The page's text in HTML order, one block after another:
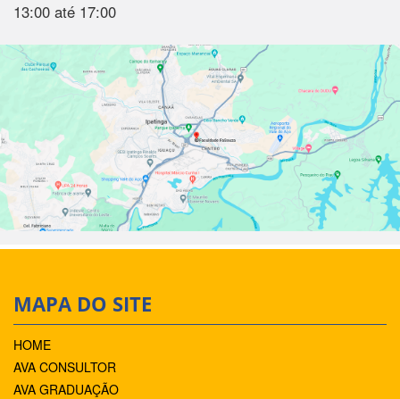
13:00 até 17:00
MAPA DO SITE
HOME
AVA CONSULTOR
AVA GRADUAÇÃO